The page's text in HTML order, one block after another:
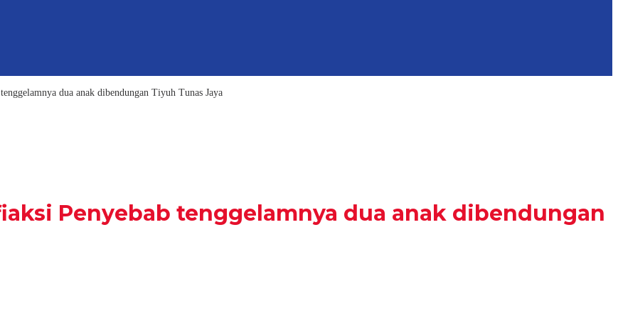
dua anak dibendungan Tiyuh Tunas Jaya
Penyebab tenggelamnya dua anak dibendungan